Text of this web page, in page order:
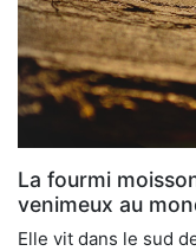
La fourmi
venimeux au
Elle vit dans le sud